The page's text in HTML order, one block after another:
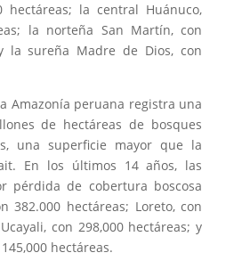
hectáreas; la central Huánuco,
la norteña San Martín, con
la sureña Madre de Dios, con
Amazonía peruana registra una
de hectáreas de bosques
una superficie mayor que la
En los últimos 14 años, las
pérdida de cobertura boscosa
382.000 hectáreas; Loreto, con
con 298,000 hectáreas; y
hectáreas.